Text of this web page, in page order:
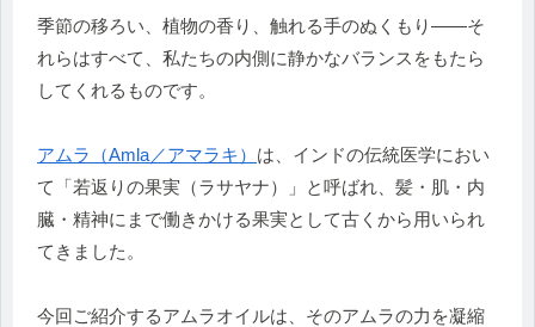
季節の移ろい、植物の香り、触れる手のぬくもり——そ
れらはすべて、私たちの内側に静かなバランスをもたら
してくれるものです。
アムラ（Amla／アマラキ） は、インドの伝統医学におい
て「若返りの果実（ラサヤナ）」と呼ばれ、髪・肌・内
臓・精神にまで働きかける果実として古くから用いられ
てきました。
今回ご紹介するアムラオイルは、そのアムラの力を凝縮